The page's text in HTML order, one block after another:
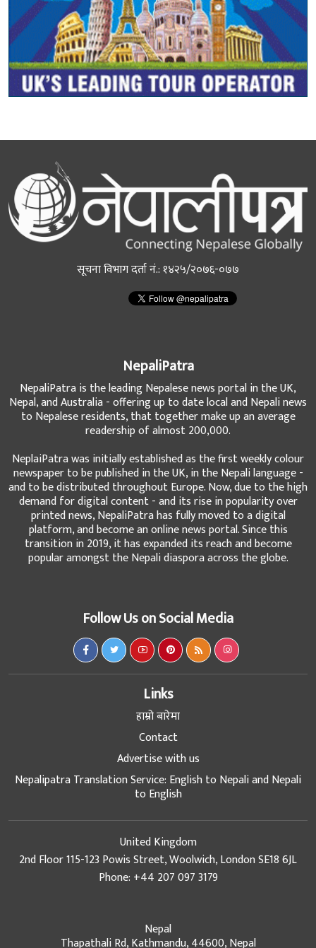
सूचना विभाग दर्ता नं.: १४२५/२०७६-०७७
Nepal, and Australia - offering up to date local and Nepali news
to Nepalese residents, that together make up an average
readership of almost 200,000.
NeplaiPatra was initially established as the first weekly colour
newspaper to be published in the UK, in the Nepali language -
and to be distributed throughout Europe. Now, due to the high
demand for digital content - and its rise in popularity over
printed news, NepaliPatra has fully moved to a digital
platform, and become an online news portal. Since this
transition in 2019, it has expanded its reach and become
popular amongst the Nepali diaspora across the globe.
Follow Us on Social Media
Links
हाम्रो बारेमा
Contact
Advertise with us
Nepalipatra Translation Service: English to Nepali and Nepali
United Kingdom
Nepal
Email: info@nepalipatra.com
Marketing Email: sales@nepalipatra.com